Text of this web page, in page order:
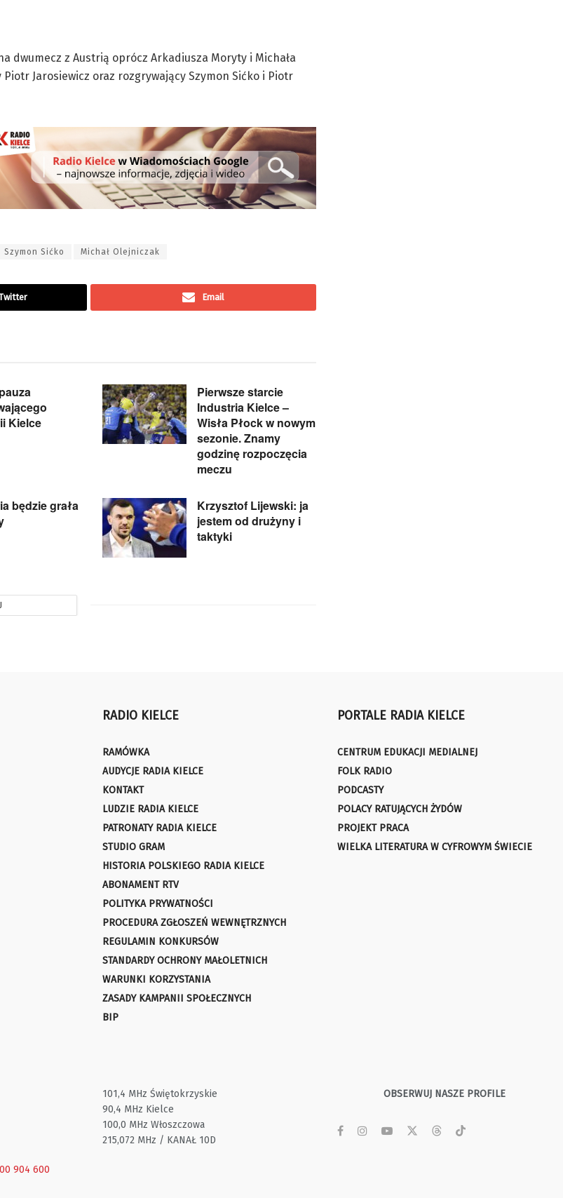
dwumecz z Austrią oprócz Arkadiusza Moryty i Michała
Piotr Jarosiewicz oraz rozgrywający Szymon Sićko i Piotr
Szymon Sićko Michał Olejniczak
Email
Kielce
Pierwsze starcie
Industria Kielce –
Wisła Płock w nowym
sezonie. Znamy
godzinę rozpoczęcia
meczu
będzie grała
Krzysztof Lijewski: ja
jestem od drużyny i
taktyki
RADIO KIELCE
RAMÓWKA
AUDYCJE RADIA KIELCE
KONTAKT
LUDZIE RADIA KIELCE
PATRONATY RADIA KIELCE
STUDIO GRAM
HISTORIA POLSKIEGO RADIA KIELCE
ABONAMENT RTV
POLITYKA PRYWATNOŚCI
PROCEDURA ZGŁOSZEŃ WEWNĘTRZNYCH
REGULAMIN KONKURSÓW
STANDARDY OCHRONY MAŁOLETNICH
WARUNKI KORZYSTANIA
ZASADY KAMPANII SPOŁECZNYCH
BIP
PORTALE RADIA KIELCE
CENTRUM EDUKACJI MEDIALNEJ
FOLK RADIO
PODCASTY
POLACY RATUJĄCYCH ŻYDÓW
PROJEKT PRACA
WIELKA LITERATURA W CYFROWYM ŚWIECIE
904 600
101,4 MHz Świętokrzyskie
90,4 MHz Kielce
100,0 MHz Włoszczowa
215,072 MHz / KANAŁ 10D
OBSERWUJ NASZE PROFILE